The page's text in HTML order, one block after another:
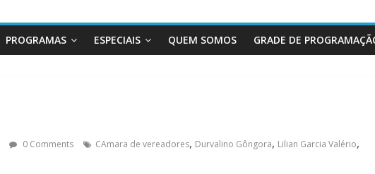
PROGRAMAS ESPECIAIS QUEM SOMOS GRADE DE
0 Comments CAmara de vereadores, Durvalino Gôngora, Lilian Garcia Valério,